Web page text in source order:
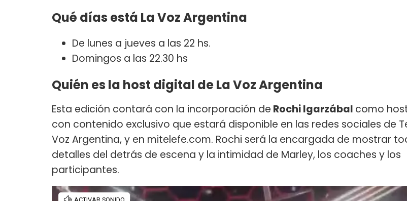
Qué días está La Voz Argentina
De lunes a jueves a las 22 hs.
Domingos a las 22.30 hs
Quién es la host digital de La Voz Argentina
Esta edición contará con la incorporación de Rochi Igarzábal como
con contenido exclusivo que estará disponible en las redes sociales de
Voz Argentina, y en mitelefe.com. Rochi será la encargada de mostrar
detalles del detrás de escena y la intimidad de Marley, los coaches y los
participantes.